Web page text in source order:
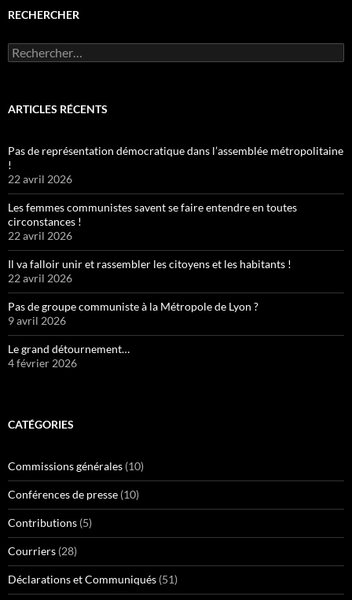
RECHERCHER
Rechercher :
ARTICLES RÉCENTS
Pas de représentation démocratique dans l’assemblée métropolitaine
!
22 avril 2026
Les femmes communistes savent se faire entendre en toutes
circonstances !
22 avril 2026
Il va falloir unir et rassembler les citoyens et les habitants !
22 avril 2026
Pas de groupe communiste à la Métropole de Lyon ?
9 avril 2026
Le grand détournement…
4 février 2026
CATÉGORIES
Commissions générales (10)
Conférences de presse (10)
Contributions (5)
Courriers (28)
Déclarations et Communiqués (51)